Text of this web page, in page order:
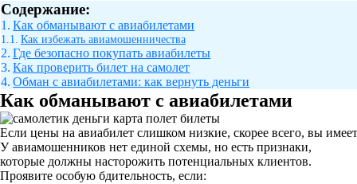
Содержание:
Как обманывают с авиабилетами
Как избежать авиамошенничества
Где безопасно покупать авиабилеты
Как проверить билет на самолет
Обман с авиабилетами: как вернуть деньги
Как обманывают с авиабилетами
Если цены на авиабилет слишком низкие, скорее всего, вы
У авиамошенников нет единой схемы, но есть признаки,
которые должны насторожить потенциальных клиентов.
Проявите особую бдительность, если: